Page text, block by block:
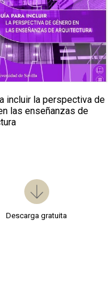
incluir la perspectiva de
las enseñanzas de
Descarga gratuita